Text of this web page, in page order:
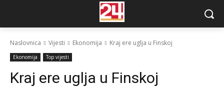
Naslovnica Vijesti Ekonomija Kraj ere uglja u Finskoj
Ekonomija Top vijesti
Kraj ere uglja u Finskoj